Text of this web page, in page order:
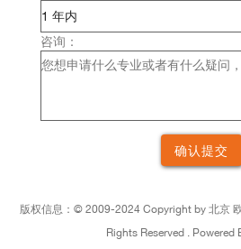
咨询：
版权信息：© 2009-2024 Copyright by 北京
Rights Reserved . Powered